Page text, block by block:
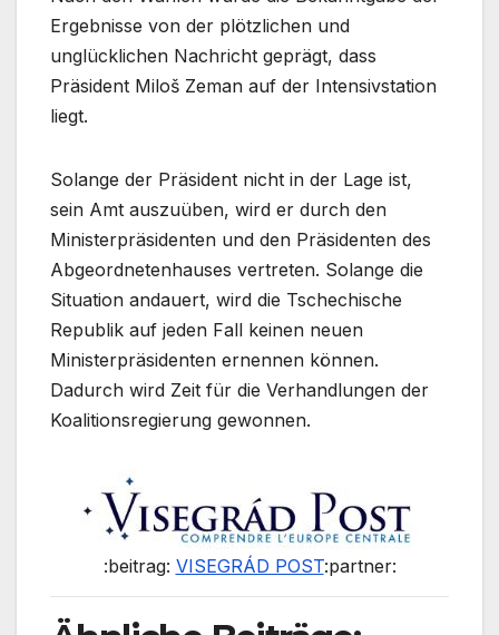
Ergebnisse von der plötzlichen und
unglücklichen Nachricht geprägt, dass
Präsident Miloš Zeman auf der Intensivstation
liegt.
Solange der Präsident nicht in der Lage ist,
sein Amt auszuüben, wird er durch den
Ministerpräsidenten und den Präsidenten des
Abgeordnetenhauses vertreten. Solange die
Situation andauert, wird die Tschechische
Republik auf jeden Fall keinen neuen
Ministerpräsidenten ernennen können.
Dadurch wird Zeit für die Verhandlungen der
Koalitionsregierung gewonnen.
:beitrag: VISEGRÁD POST:partner: